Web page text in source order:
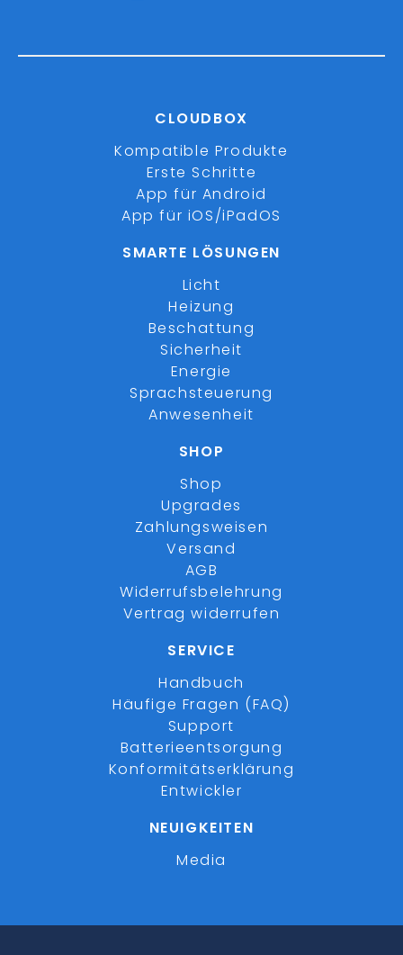
CLOUDBOX
Kompatible Produkte
Erste Schritte
App für Android
App für iOS/iPadOS
SMARTE LÖSUNGEN
Licht
Heizung
Beschattung
Sicherheit
Energie
Sprachsteuerung
Anwesenheit
SHOP
Shop
Upgrades
Zahlungsweisen
Versand
AGB
Widerrufsbelehrung
Vertrag widerrufen
SERVICE
Handbuch
Häufige Fragen (FAQ)
Support
Batterieentsorgung
Konformitätserklärung
Entwickler
NEUIGKEITEN
Media